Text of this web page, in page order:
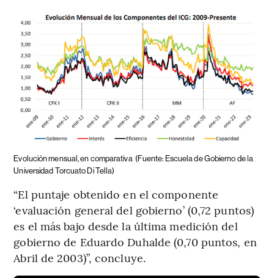
Evolución mensual, en comparativa (Fuente: Escuela de Gobierno de la
Universidad Torcuato Di Tella)
“El puntaje obtenido en el componente
‘evaluación general del gobierno’ (0,72 puntos)
es el más bajo desde la última medición del
gobierno de Eduardo Duhalde (0,70 puntos, en
Abril de 2003)”, concluye.